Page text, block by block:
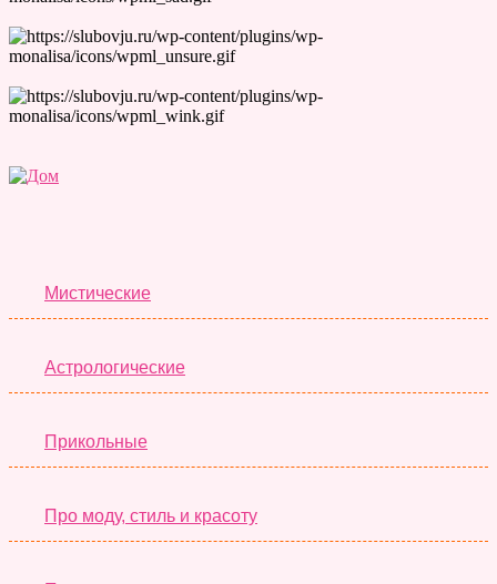
Мистические
Астрологические
Прикольные
Про моду, стиль и красоту